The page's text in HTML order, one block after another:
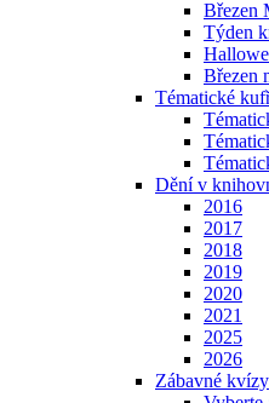
Březen
Týden
Březen
Tématické
Dění v
2016
2017
2018
2019
2020
2021
2025
2026
Zábavné kvízy